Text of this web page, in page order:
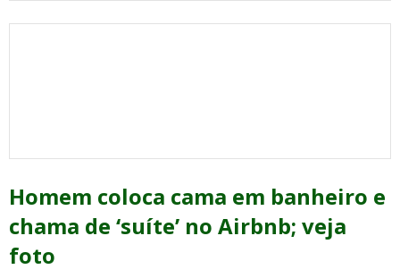
Homem coloca cama em banheiro e
chama de ‘suíte’ no Airbnb; veja
foto